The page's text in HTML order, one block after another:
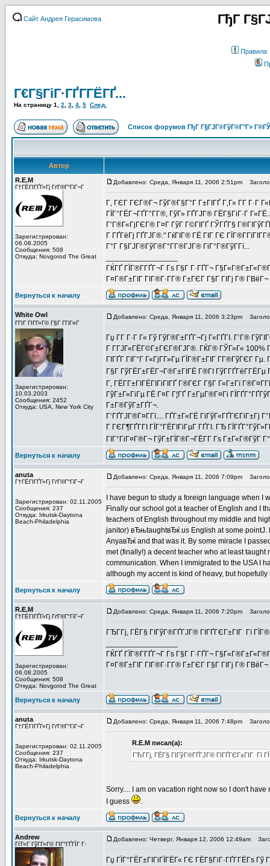
Сайт Андрея Герасимова ГђГ
Правила
Г€Г§ГіГ·ГҐГ­ГЁГҐ...
На страницу 1 2 3 4 5 След.
Список форумов ГђГ Г§ГЈГ®ГўГ®Г°Г»
Автор
R.E.M
Г†ГЁГІГҐГ«Гј ГґГ®Г°ГіГ¬Г
Зарегистрирован:
06.08.2005
Сообщения: 508
Откуда: Novgorod The Great
Добавлено: Среда, Января 11, 2006 2:51pm
Г‚ ГЄГ ГЄГ®Г¬ ГўГ®Г§Г°Г Г±ГІГҐ Г‚Г» Г­Г Г·Г
ГЇГ°ГЁГ¬ГҐГ°Г­Г®, ГўГ» ГҐГЈГ® ГЁГ§ГіГ·Г
Г’Г®Г«ГјГЄГ® Г¤Г ГўГ Г©ГІГҐ ГЎГҐГ§
Г ГҐГёГј ГҐГЈГ®." ГќГІГ® ГЁ ГІГ ГЄ
Г°Г Г§ГЈГ®ГўГ®Г°Г­Г®ГЈГ® ГіГ°Г®ГўГ­Гї...
ГЌГҐ ГЇГ®Г­ГҐГ¬Г Гѕ Г§Г Г·ГҐГ¬
Г¤Г®Г±ГІГ ГІГ®Г·Г­Г® Г±ГЄГ Г§Г ГІГј Г® Г­ВёГ¬
Вернуться к началу
White Owl
ГГІГ ГІГ­Г»Г© Г§Г Г­ГіГ¤Г
Зарегистрирован:
10.03.2003
Сообщения: 2452
Откуда: USA, New York City
Добавлено: Среда, Января 11, 2006 3:23pm
Гџ Г­Г Г·Г Г« Гў ГўГ®Г±ГҐГ¬Гј Г«ГҐГІ. Г‘Г®
Г Г­ГЈГ«ГЁГ©Г±ГЄГ®ГЈГ®. ГЌГ® ГЎГ»Г« 100%
ГІГҐГ ГІГ°Г Г«ГјГ­Г»Гµ ГЇГ®Г±ГІГ Г­Г®ГўГЄГ
Г§Г ГўГЁГ±ГЁГ¬Г®Г±ГІГЁ Г®ГІ
Г‚ ГЁГ­Г±ГІГЁГІГіГІГҐ Г®ГЄГ Г§Г Г«Г±Гї
ГўГ±Г«ГіГµ ГЁ Г¤Г Г¦ГҐ Г±ГµГ®Г¤Гі
Г±Г®ГўГ±ГҐГ¬.
Г‘ГҐГЈГ®Г¤Г­Гї.... ГҐГ±Г«ГЁ
Г ГЄГ¶ГҐГ­ГІ ГЇГ°ГЁГІГіГµГ ГҐГІ. ГЂ
ГІГ°ГіГ¤Г®Г¬ ГўГ±ГЇГ®Г¬ГЁГ­Г Гѕ Г±Г«Г®ГўГ
Вернуться к началу
anuta
Г†ГЁГІГҐГ«Гј ГґГ®Г°ГіГ¬Г
Зарегистрирован: 02.11.2005
Сообщения: 237
Откуда: Irkutsk-Daytona
Beach-Philadelphia
Добавлено: Среда, Января 11, 2006 7:09pm
I have begun to study a foreign language when I
Finally our school got a teacher of English and I
teachers of English throughout my middle and
janitor) вЂњtaughtвЂќ us English at some
AnyaвЂќ and that was it. By some miracle I
met (finally!) a decent teacher who at least
communication. When I immigrated to the USA I
although my accent is kind of heavy, but
Вернуться к началу
R.E.M
Г†ГЁГІГҐГ«Гј ГґГ®Г°ГіГ¬Г
Зарегистрирован:
06.08.2005
Сообщения: 508
Откуда: Novgorod The Great
Добавлено: Среда, Января 11, 2006 7:20pm
ГЂГ­Гј, ГЁГ§ ГІГўГ®ГҐГЈГ® ГІГҐГЄГ±ГІГ Гї
ГЌГҐ ГЇГ®Г­ГҐГ¬Г Гѕ Г§Г Г·ГҐГ¬
Г¤Г®Г±ГІГ ГІГ®Г·Г­Г® Г±ГЄГ Г§Г ГІГј Г® Г­ВёГ¬
Вернуться к началу
anuta
Г†ГЁГІГҐГ«Гј ГґГ®Г°ГіГ¬Г
Зарегистрирован: 02.11.2005
Сообщения: 237
Откуда: Irkutsk-Daytona
Beach-Philadelphia
Добавлено: Среда, Января 11, 2006 7:48pm
R.E.M писал(а):
ГЂГ­Гј, ГЁГ§ ГІГўГ®ГҐГЈГ® ГІГҐГЄГ±ГІГ Гї
Sorry.... I am on vacation right now so I don't
I guess
.
Вернуться к началу
Andrew
ГѓГ«Г ГўГ­Г»Г© ГІГ°ГҐГЇГ Г·
Добавлено: Четверг, Января 12, 2006 12:49am
Гџ ГЇГ°ГЁГ±ГІГіГЇГЁГ« ГЄ ГЁГ§ГіГ·ГҐГ­ГЁГѕ